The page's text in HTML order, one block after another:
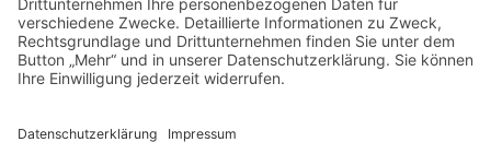
MwSt.-Nr.: IT 01639940210
CIN: IT021011B5K65UMXBM
Veranstaltungen